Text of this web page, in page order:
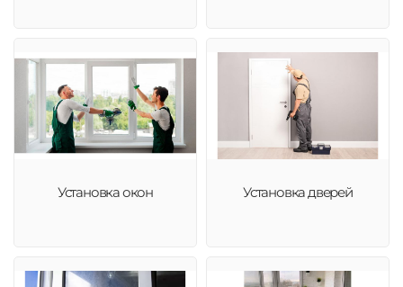
Установка окон Установка дверей